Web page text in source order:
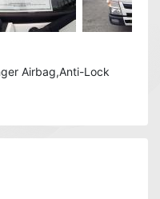
Airbag,Anti-Lock